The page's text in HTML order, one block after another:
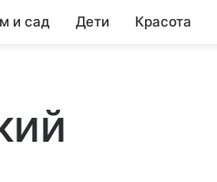
и сад Дети Красота